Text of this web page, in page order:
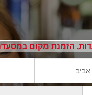
הזמנת מקום